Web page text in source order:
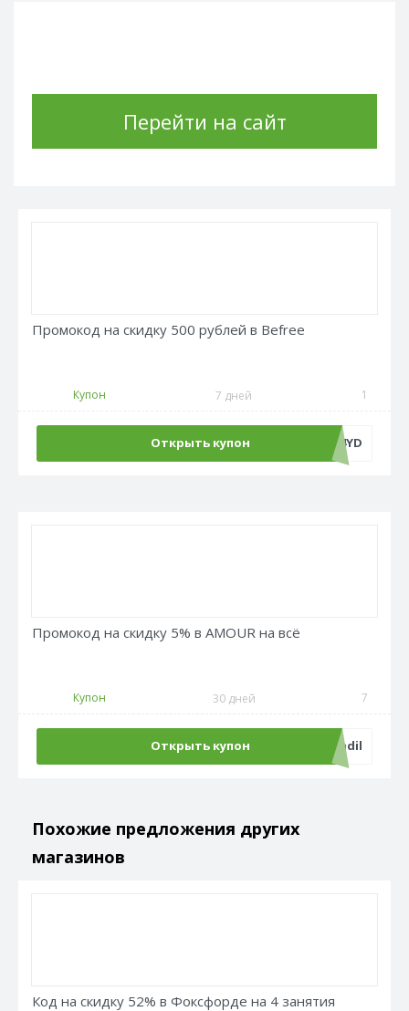
Перейти на сайт
Промокод на скидку 500 рублей в Befree
Купон 7 дней 1
Открыть купон ADM500C4YD
Промокод на скидку 5% в AMOUR на всё
Купон 30 дней 7
Открыть купон pikadil
Похожие предложения других
магазинов
Код на скидку 52% в Фоксфорде на 4 занятия